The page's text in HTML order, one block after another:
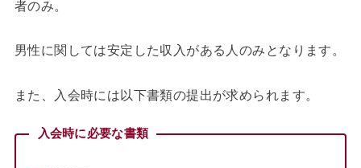
者のみ。
男性に関しては安定した収入がある人のみとなります。
また、入会時には以下書類の提出が求められます。
入会時に必要な書類